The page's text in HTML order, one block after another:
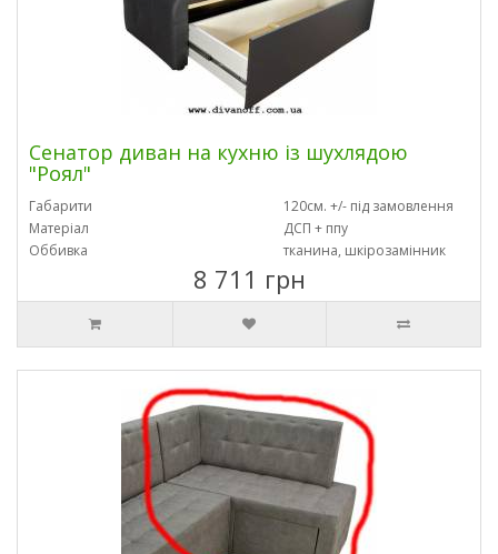
Сенатор диван на кухню із шухлядою
"Роял"
Габарити
120см. +/- під замовлення
Матеріал
ДСП + ппу
Оббивка
тканина, шкірозамінник
8 711 грн